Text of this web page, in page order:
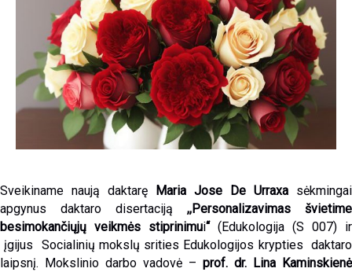
Sveikiname naują daktarę Maria Jose De Urraxa sėkmingai
apgynus daktaro disertaciją ,,Personalizavimas švietime
besimokančiųjų veikmės stiprinimui“ (Edukologija (S 007) ir
įgijus Socialinių mokslų srities Edukologijos krypties daktaro
laipsnį. Mokslinio darbo vadovė – prof. dr. Lina Kaminskienė